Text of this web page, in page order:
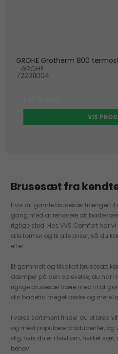
GROHE Grotherm 800
GROHE
722311004
VIS
Brusesæt fra
Hvis dit gamle brusesæt trænger til
gang med at renovere dit
rigtige sted. Hos VVS Comfort har
alle former og til alle priser, så du
efter.
Et gammelt og tilkalket brusesæt
dæmper på den oplevelse, du har i
rigtige brusesæt være med til at
din badetid meget bedre og mere
I vores sortiment finder du et bred
og mest populære producenter,
dig, hvis du er i tvivl om, hvilket
behov.